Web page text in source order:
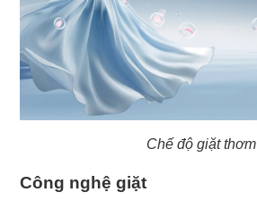
Chế độ giặt thơm
Công nghệ giặt